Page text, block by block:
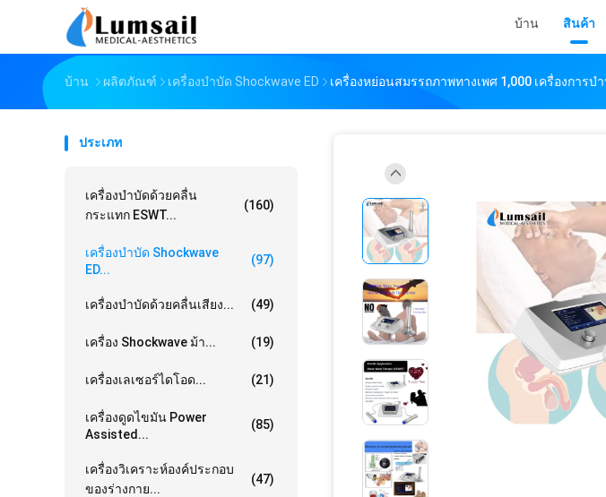
บ้าน สินค้า
บ้าน ผลิตภัณฑ์ เครื่องบำบัด Shockwave ED เครื่องหย่อนสมรรถภาพทางเพศ 1,000 เครื่องการ
ประเภท
เครื่องบำบัดด้วยคลื่น
กระแทก ESWT...
(160)
เครื่องบำบัด Shockwave
ED...
(97)
เครื่องบำบัดด้วยคลื่นเสียง... (49)
เครื่อง Shockwave ม้า... (19)
เครื่องเลเซอร์ไดโอด... (21)
เครื่องดูดไขมัน Power
Assisted...
(85)
เครื่องวิเคราะห์องค์ประกอบ
ของร่างกาย...
(47)